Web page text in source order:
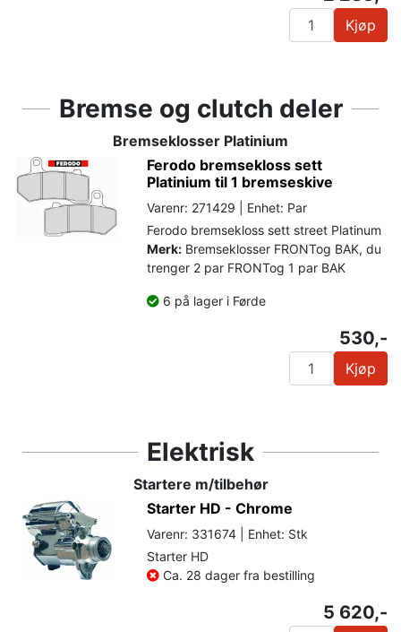
Kjøp
Bremse og clutch deler
Bremseklosser Platinium
Ferodo bremsekloss sett
Platinium til 1 bremseskive
Varenr: 271429 | Enhet: Par
Ferodo bremsekloss sett street Platinum
Merk: Bremseklosser FRONTog BAK, du
trenger 2 par FRONTog 1 par BAK
6 på lager i Førde
530,-
Kjøp
Elektrisk
Startere m/tilbehør
Starter HD - Chrome
Varenr: 331674 | Enhet: Stk
Starter HD
Ca. 28 dager fra bestilling
5 620,-